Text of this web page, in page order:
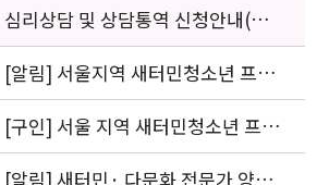
심리상담 및 상담통역 신청안내(의뢰
서첨부)
[알림] 서울지역 새터민청소년 프로
젝트 코디네이터 서류전형 합격자 안
내
[구인] 서울 지역 새터민청소년 프로
젝트 코디네이터 모집 공고
[알림] 새터민· 다문화 전문가 양성